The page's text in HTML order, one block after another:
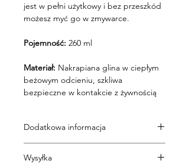
jest w pełni użytkowy i bez przeszkód
możesz myć go w zmywarce.
Pojemność: 260 ml
Materiał: Nakrapiana glina w ciepłym
beżowym odcieniu, szkliwa
bezpieczne w kontakcie z żywnością
Dodatkowa informacja
etapie pracy tworzona jest ręcznie,
Wysyłka